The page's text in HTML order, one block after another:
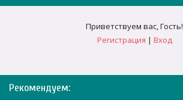
Приветствуем вас,Гость!
Регистрация | Вход
Рекомендуем: